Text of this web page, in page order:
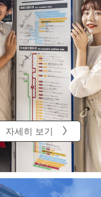
자세히 보기